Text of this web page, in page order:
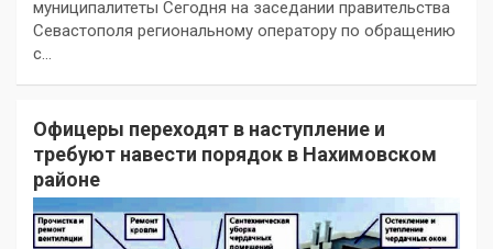
муниципалитеты Сегодня на заседании правительства
Севастополя региональному оператору по обращению
с…
Офицеры переходят в наступление и
требуют навести порядок в Нахимовском
районе